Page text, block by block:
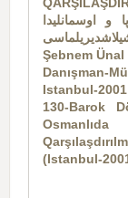
و اوسمانلیدا
Şebnem Ünal
Danışman-
Istanbul-2001
130-Barok
(Istanbul-